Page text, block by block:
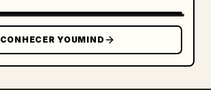
CONHECER YOUMIND